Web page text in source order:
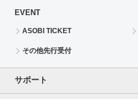
EVENT
ASOBI TICKET
その他先行受付
サポート